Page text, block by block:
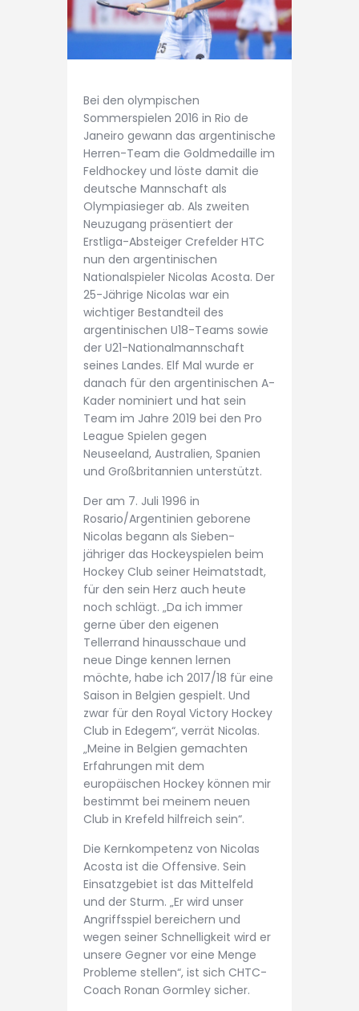
Bei den olympischen
Sommerspielen 2016 in Rio de
Janeiro gewann das argentinische
Herren-Team die Goldmedaille im
Feldhockey und löste damit die
deutsche Mannschaft als
Olympiasieger ab. Als zweiten
Neuzugang präsentiert der
Erstliga-Absteiger Crefelder HTC
nun den argentinischen
Nationalspieler Nicolas Acosta. Der
25-Jährige Nicolas war ein
wichtiger Bestandteil des
argentinischen U18-Teams sowie
der U21-Nationalmannschaft
seines Landes. Elf Mal wurde er
danach für den argentinischen A-
Kader nominiert und hat sein
Team im Jahre 2019 bei den Pro
League Spielen gegen
Neuseeland, Australien, Spanien
und Großbritannien unterstützt.
Der am 7. Juli 1996 in
Rosario/Argentinien geborene
Nicolas begann als Sieben-
jähriger das Hockeyspielen beim
Hockey Club seiner Heimatstadt,
für den sein Herz auch heute
noch schlägt. „Da ich immer
gerne über den eigenen
Tellerrand hinausschaue und
neue Dinge kennen lernen
möchte, habe ich 2017/18 für eine
Saison in Belgien gespielt. Und
zwar für den Royal Victory Hockey
Club in Edegem“, verrät Nicolas.
„Meine in Belgien gemachten
Erfahrungen mit dem
europäischen Hockey können mir
bestimmt bei meinem neuen
Club in Krefeld hilfreich sein“.
Die Kernkompetenz von Nicolas
Acosta ist die Offensive. Sein
Einsatzgebiet ist das Mittelfeld
und der Sturm. „Er wird unser
Angriffsspiel bereichern und
wegen seiner Schnelligkeit wird er
unsere Gegner vor eine Menge
Probleme stellen“, ist sich CHTC-
Coach Ronan Gormley sicher.